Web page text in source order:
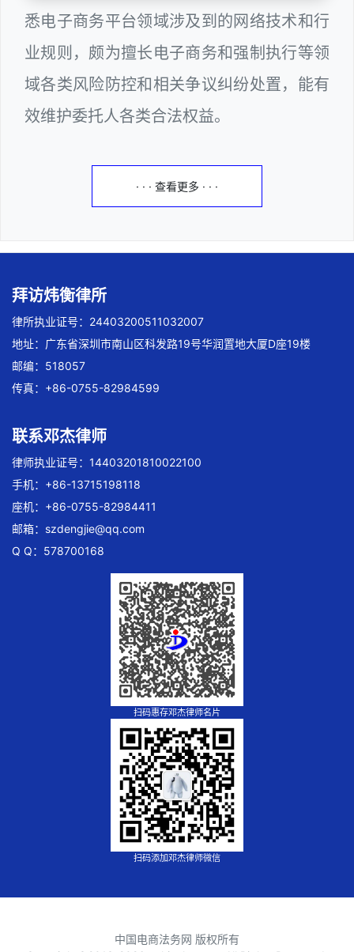
悉电子商务平台领域涉及到的网络技术和行
业规则，颇为擅长电子商务和强制执行等领
域各类风险防控和相关争议纠纷处置，能有
效维护委托人各类合法权益。
· · · 查看更多 · · ·
拜访炜衡律所
律所执业证号：24403200511032007
地址：广东省深圳市南山区科发路19号华润置地大厦D座19楼
邮编：518057
传真：+86-0755-82984599
联系邓杰律师
律师执业证号：14403201810022100
手机：+86-13715198118
座机：+86-0755-82984411
邮箱： szdengjie@qq.com
Q Q：578700168
扫码惠存邓杰律师名片
扫码添加邓杰律师微信
中国电商法务网 版权所有